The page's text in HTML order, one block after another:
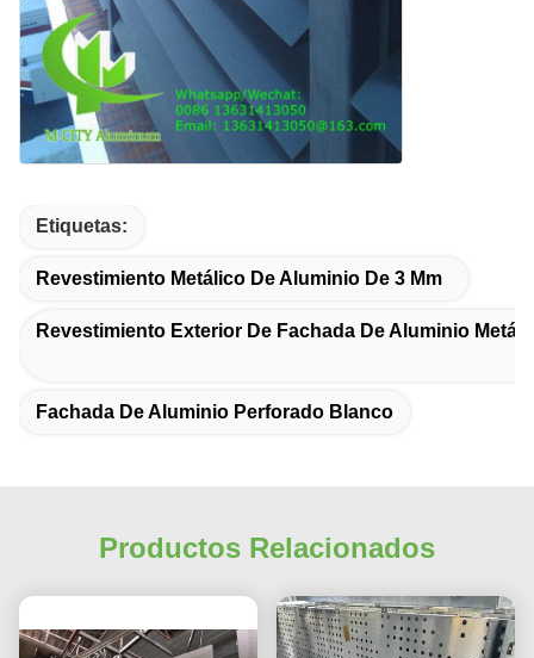
Etiquetas:
Revestimiento Metálico De Aluminio De 3 Mm
Revestimiento Exterior De Fachada De Aluminio
Fachada De Aluminio Perforado Blanco
Productos Relacionados